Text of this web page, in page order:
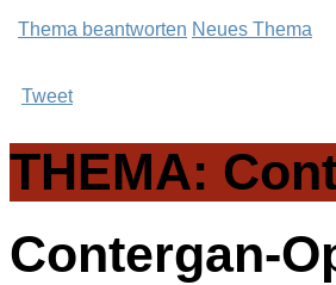
Thema beantworten Neues Thema
Tweet
THEMA:
Contergan-